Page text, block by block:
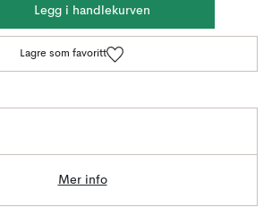
Legg i handlekurven
Lagre som favoritt
Mer info